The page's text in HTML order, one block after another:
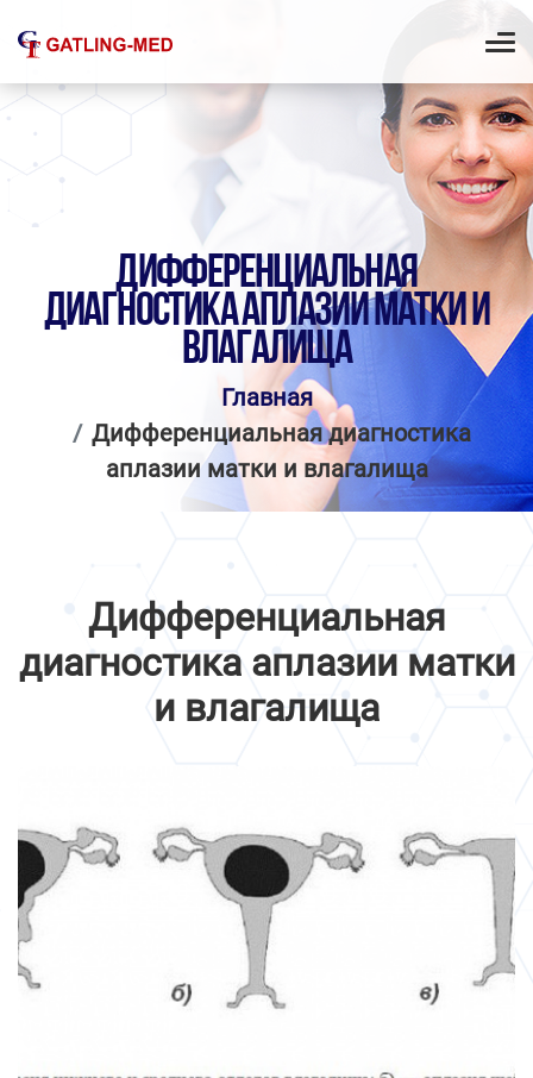
ДИФФЕРЕНЦИАЛЬНАЯ
ДИАГНОСТИКА АПЛАЗИИ МАТКИ И
ВЛАГАЛИЩА
Главная
Дифференциальная диагностика
аплазии матки и влагалища
Дифференциальная
диагностика аплазии матки
и влагалища